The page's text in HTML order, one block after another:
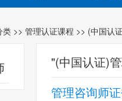
类 >> 管理认证课程 >> (中国认
"(中国认证)
管理咨询师